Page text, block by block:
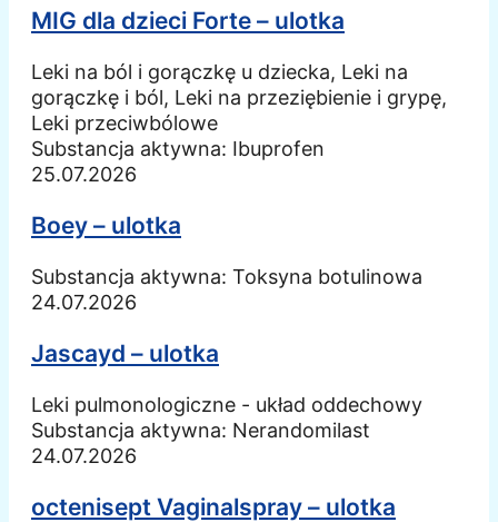
MIG dla dzieci Forte – ulotka
Leki na ból i gorączkę u dziecka, Leki na
gorączkę i ból, Leki na przeziębienie i grypę,
Leki przeciwbólowe
Substancja aktywna: Ibuprofen
25.07.2026
Boey – ulotka
Substancja aktywna: Toksyna botulinowa
24.07.2026
Jascayd – ulotka
Leki pulmonologiczne - układ oddechowy
Substancja aktywna: Nerandomilast
24.07.2026
octenisept Vaginalspray – ulotka